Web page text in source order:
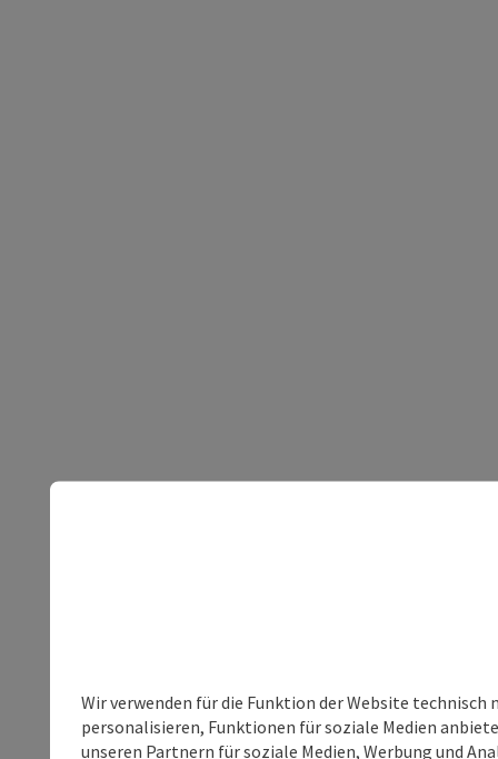
Wir verwenden für die Funktion der Website
personalisieren, Funktionen für soziale Medien
unseren Partnern für soziale Medien, Werbung und